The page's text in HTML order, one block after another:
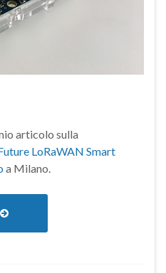
articolo sulla
LoRaWAN Smart
a Milano.